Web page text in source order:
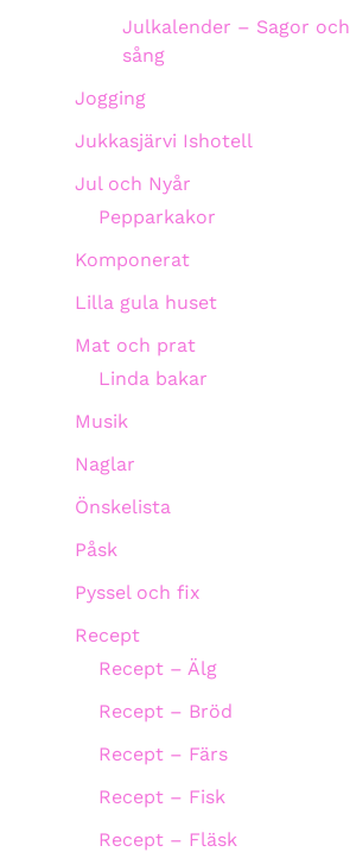
Julkalender – Sagor och
sång
Jogging
Jukkasjärvi Ishotell
Jul och Nyår
Pepparkakor
Komponerat
Lilla gula huset
Mat och prat
Linda bakar
Musik
Naglar
Önskelista
Påsk
Pyssel och fix
Recept
Recept – Älg
Recept – Bröd
Recept – Färs
Recept – Fisk
Recept – Fläsk